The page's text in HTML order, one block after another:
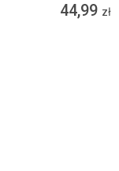
44,99 zł